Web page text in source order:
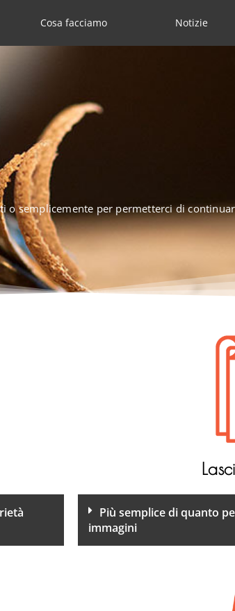
Cosa facciamo Notizie
o semplicemente per permetterci di
Più semplice di quanto
immagini